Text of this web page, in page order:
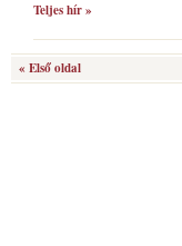
Teljes hír »
« Első oldal